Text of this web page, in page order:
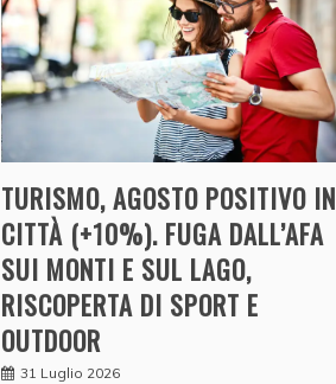
TURISMO, AGOSTO POSITIVO IN
CITTÀ (+10%). FUGA DALL’AFA
SUI MONTI E SUL LAGO,
RISCOPERTA DI SPORT E
OUTDOOR
31 Luglio 2026